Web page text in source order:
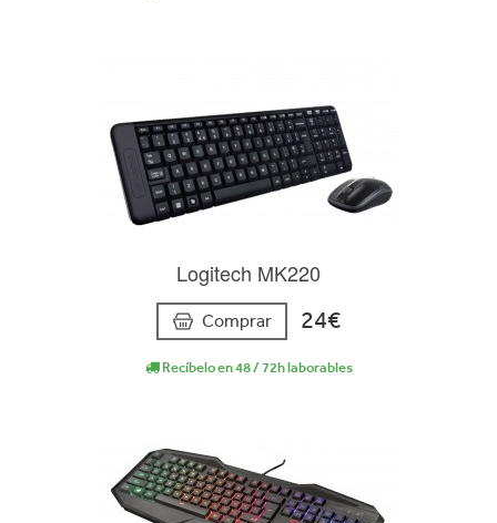
Logitech MK220
Comprar 24€
Recíbelo en 48 / 72h laborables